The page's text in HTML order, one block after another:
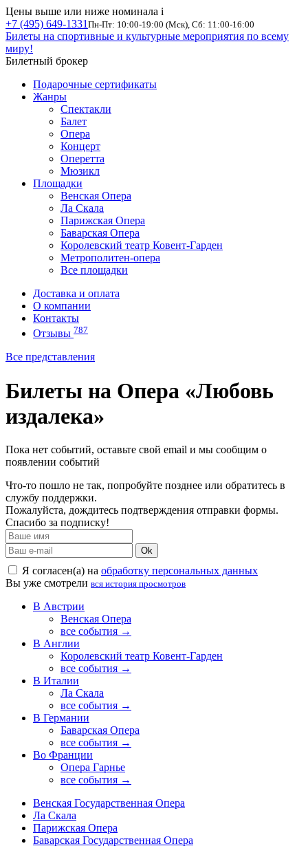
Цены выше или ниже номинала i
+7 (495) 649-1331 Пн-Пт: 10:00-19:00 (Мск), Сб: 11:00-16:00
Билеты на спортивные и культурные мероприятия по всему
миру!
Билетный брокер
Подарочные сертификаты
Жанры
Спектакли
Балет
Опера
Концерт
Оперетта
Мюзикл
Площадки
Венская Опера
Ла Скала
Парижская Опера
Баварская Опера
Королевский театр Ковент-Гарден
Метрополитен-опера
Все площадки
Доставка и оплата
О компании
Контакты
Отзывы 787
Все представления
Билеты на Опера «Любовь
издалека»
Пока нет событий, оставьте свой email и мы сообщим о
появлении событий
Что-то пошло не так, попробуйте позднее или обратитесь в
службу поддержки.
Пожалуйста, дождитесь подтверждения отправки формы.
Спасибо за подписку!
Ok
Я согласен(а) на обработку персональных данных
Вы уже смотрели вся история просмотров
В Австрии
Венская Опера
все события →
В Англии
Королевский театр Ковент-Гарден
все события →
В Италии
Ла Скала
все события →
В Германии
Баварская Опера
все события →
Во Франции
Опера Гарнье
все события →
Венская Государственная Опера
Ла Скала
Парижская Опера
Баварская Государственная Опера